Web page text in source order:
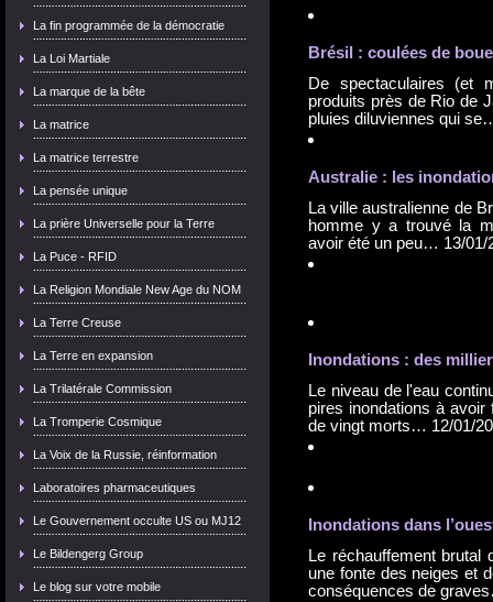
La fin programmée de la démocratie
La Loi Martiale
La marque de la bête
La matrice
La matrice terrestre
La pensée unique
La prière Universelle pour la Terre
La Puce - RFID
La Religion Mondiale New Age du NOM
La Terre Creuse
La Terre en expansion
La Trilatérale Commission
La Tromperie Cosmique
La Voix de la Russie, réinformation
Laboratoires pharmaceutiques
Le Gouvernement occulte US ou MJ12
Le Bildengerg Group
Le blog sur votre mobile
Brésil : coulées de
De spectaculaires (et
produits près de Rio de
pluies diluviennes qui
Australie : les
La ville australienne de
homme y a trouvé la
avoir été un peu… 13/01/
Inondations : des
Le niveau de l'eau
pires inondations à
de vingt morts… 12/01/
Inondations dans
Le réchauffement brutal
une fonte des neiges et
conséquences de